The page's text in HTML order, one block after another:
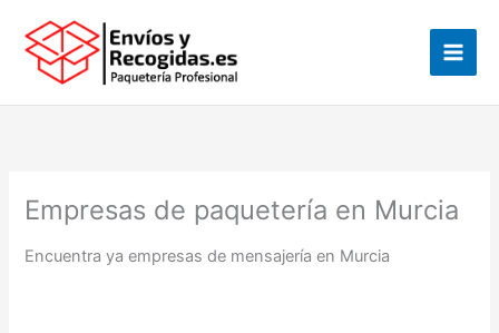
contenido
Empresas de paquetería en Murcia
Encuentra ya empresas de mensajería en Murcia